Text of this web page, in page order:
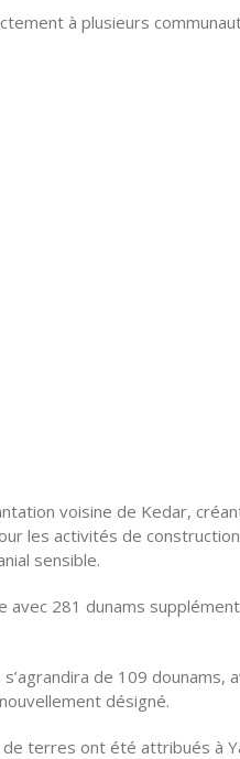
à plusieurs
voisine de Kedar,
les activités de
sensible.
avec 281 dunams
s’agrandira de 109 dounams,
désigné.
de terres ont été attribués à